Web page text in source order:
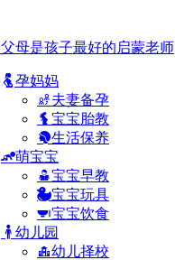
父母是孩子最好的启蒙老师
孕妈妈
夫妻备孕
宝宝胎教
生活保养
萌宝宝
宝宝早教
宝宝玩具
宝宝饮食
幼儿园
幼儿择校